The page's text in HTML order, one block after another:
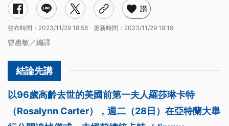
讚
發布時間： 2023/11/29 18:58 更新時間： 2023/11/29 19:19
曾惠敏／編譯
以96歲高齡去世的美國前第一夫人羅莎琳卡特
（Rosalynn Carter），週二（28日）在亞特蘭大舉